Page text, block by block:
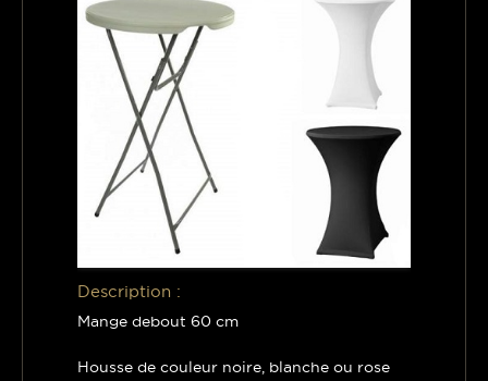
Description :
Mange debout 60 cm
Housse de couleur noire, blanche ou rose